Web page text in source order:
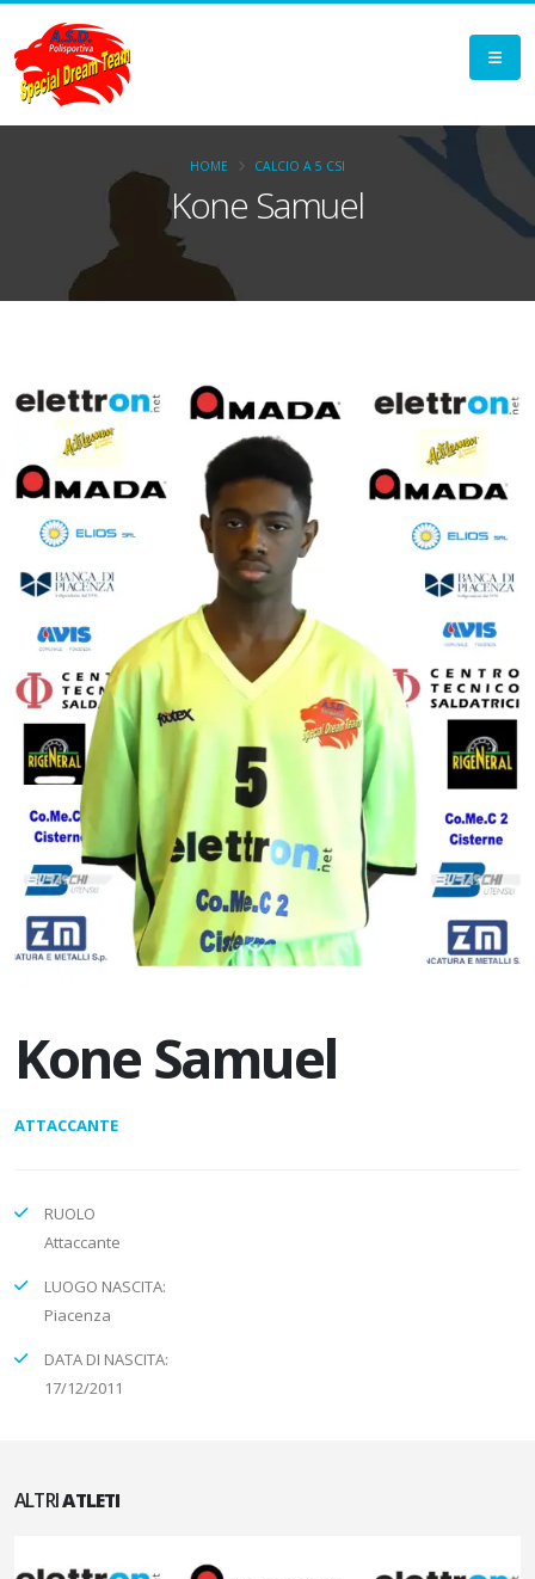
Kone Samuel
HOME CALCIO A 5 CSI
Kone Samuel
ATTACCANTE
RUOLO
Attaccante
LUOGO NASCITA:
Piacenza
DATA DI NASCITA:
17/12/2011
ALTRIATLETI